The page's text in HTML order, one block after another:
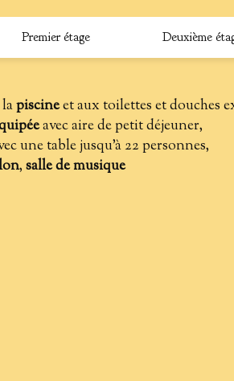
Premier étage Deuxième
piscineet aux toilettes et douches
avec aire de petit déjeuner,
une table jusqu’à 22 personnes,
, salle de musique